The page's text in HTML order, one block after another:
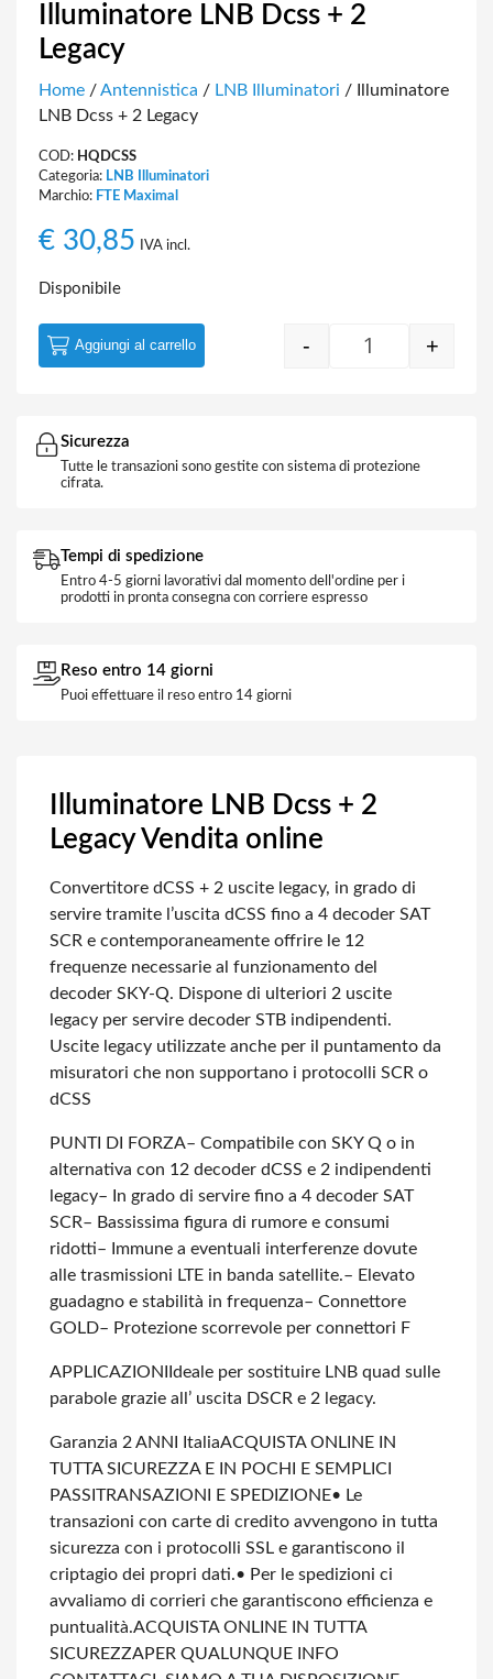
Illuminatore LNB Dcss + 2
Legacy
Home /Antennistica / LNB Illuminatori / Illuminatore
LNB Dcss + 2 Legacy
COD: HQDCSS
Categoria: LNB Illuminatori
Marchio: FTE Maximal
€ 30,85 IVA incl.
Disponibile
Illuminatore
- +
Aggiungi al carrello
Sicurezza
Tutte le transazioni sono gestite con sistema di protezione
cifrata.
Tempi di spedizione
Entro 4-5 giorni lavorativi dal momento dell'ordine per i
prodotti in pronta consegna con corriere espresso
Reso entro 14 giorni
Puoi effettuare il reso entro 14 giorni
Illuminatore LNB Dcss + 2
Legacy Vendita online
Convertitore dCSS + 2 uscite legacy, in grado di
servire tramite l’uscita dCSS fino a 4 decoder SAT
SCR e contemporaneamente offrire le 12
frequenze necessarie al funzionamento del
decoder SKY-Q. Dispone di ulteriori 2 uscite
legacy per servire decoder STB indipendenti.
Uscite legacy utilizzate anche per il puntamento da
misuratori che non supportano i protocolli SCR o
dCSS
PUNTI DI FORZA– Compatibile con SKY Q o in
alternativa con 12 decoder dCSS e 2 indipendenti
legacy– In grado di servire fino a 4 decoder SAT
SCR– Bassissima figura di rumore e consumi
ridotti– Immune a eventuali interferenze dovute
alle trasmissioni LTE in banda satellite.– Elevato
guadagno e stabilità in frequenza– Connettore
GOLD– Protezione scorrevole per connettori F
APPLICAZIONI
Ideale per sostituire LNB quad sulle
parabole grazie all’ uscita DSCR e 2 legacy.
Garanzia 2 ANNI ItaliaACQUISTA ONLINE IN
TUTTA SICUREZZA E IN POCHI E SEMPLICI
PASSI TRANSAZIONI E SPEDIZIONE• Le
transazioni con carte di credito avvengono in tutta
sicurezza con i protocolli SSL e garantiscono il
criptagio dei propri dati.• Per le spedizioni ci
avvaliamo di corrieri che garantiscono efficienza e
puntualità.ACQUISTA ONLINE IN TUTTA
SICUREZZAPER QUALUNQUE INFO